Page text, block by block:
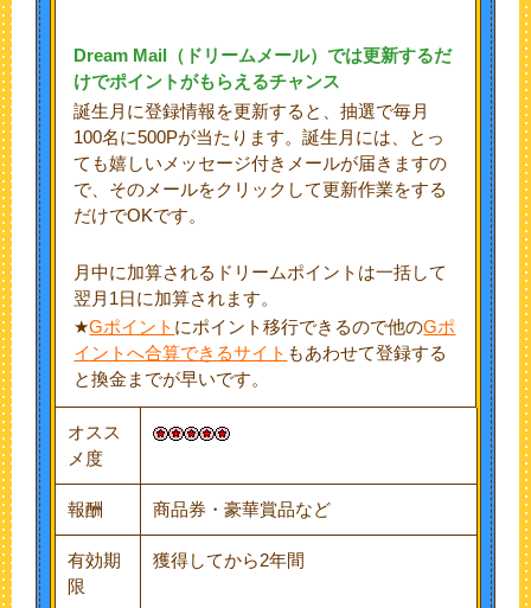
Dream Mail
（ドリームメール）では更新するだ
けでポイントがもらえるチャンス
誕生月に登録情報を更新すると、抽選で毎月
100名に500Pが当たります。誕生月には、とっ
ても嬉しいメッセージ付きメールが届きますの
で、そのメールをクリックして更新作業をする
だけでOKです。
月中に加算されるドリームポイントは一括して
翌月1日に加算されます。
★Gポイント にポイント移行できるので他のGポ
イントへ合算できるサイト もあわせて登録する
と換金までが早いです。
オスス
メ度
報酬 商品券・豪華賞品など
有効期
限
獲得してから2年間